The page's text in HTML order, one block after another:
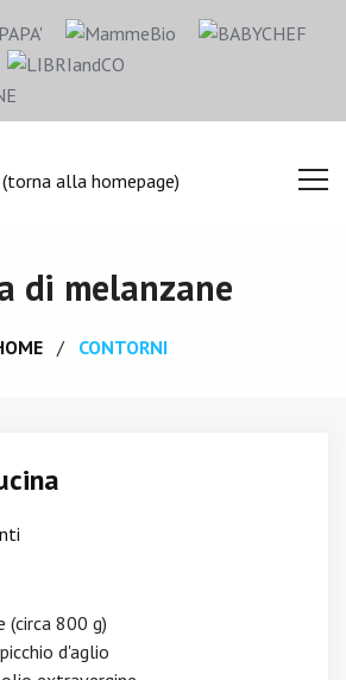
di melanzane
CONTORNI
(circa 800 g)
d'aglio